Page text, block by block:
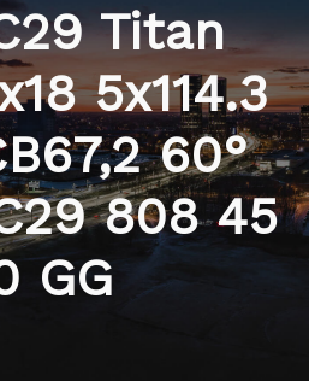
Titan
5x114.3
60°
808 45
GG